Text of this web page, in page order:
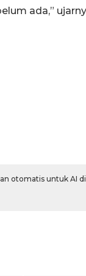
ada,”
otomatis untuk AI